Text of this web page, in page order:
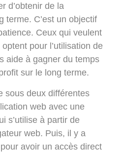
d’obtenir de la
terme. C’est un objectif
Ceux qui veulent
pour l’utilisation de
aide à gagner du temps
sur le long terme.
sous deux différentes
web avec une
s’utilise à partir de
web. Puis, il y a
avoir un accès direct